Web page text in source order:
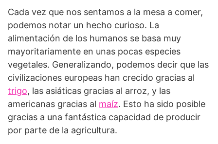
Cada vez que nos sentamos a la mesa a comer,
podemos notar un hecho curioso. La
alimentación de los humanos se basa muy
mayoritariamente en unas pocas especies
vegetales. Generalizando, podemos decir que las
civilizaciones europeas han crecido gracias al
trigo, las asiáticas gracias al arroz, y las
americanas gracias al maíz. Esto ha sido posible
gracias a una fantástica capacidad de producir
por parte de la agricultura.